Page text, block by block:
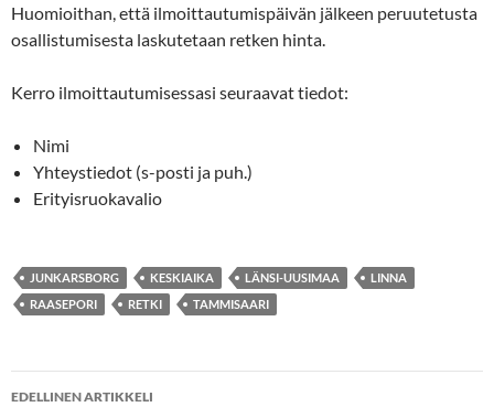
Huomioithan, että ilmoittautumispäivän jälkeen peruutetusta
osallistumisesta laskutetaan retken hinta.
Kerro ilmoittautumisessasi seuraavat tiedot:
Nimi
Yhteystiedot (s-posti ja puh.)
Erityisruokavalio
JUNKARSBORG KESKIAIKA LÄNSI-UUSIMAA
LINNA
RAASEPORI
RETKI TAMMISAARI
Artikkelien
EDELLINEN ARTIKKELI